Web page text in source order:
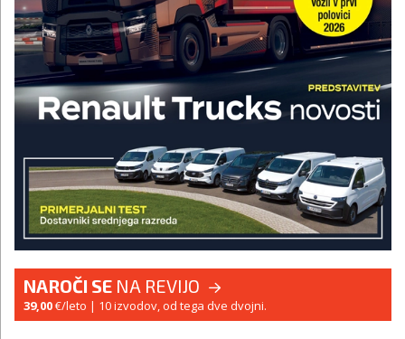
NAROČI SE NA REVIJO
39,00€/leto | 10 izvodov, od tega dve dvojni.